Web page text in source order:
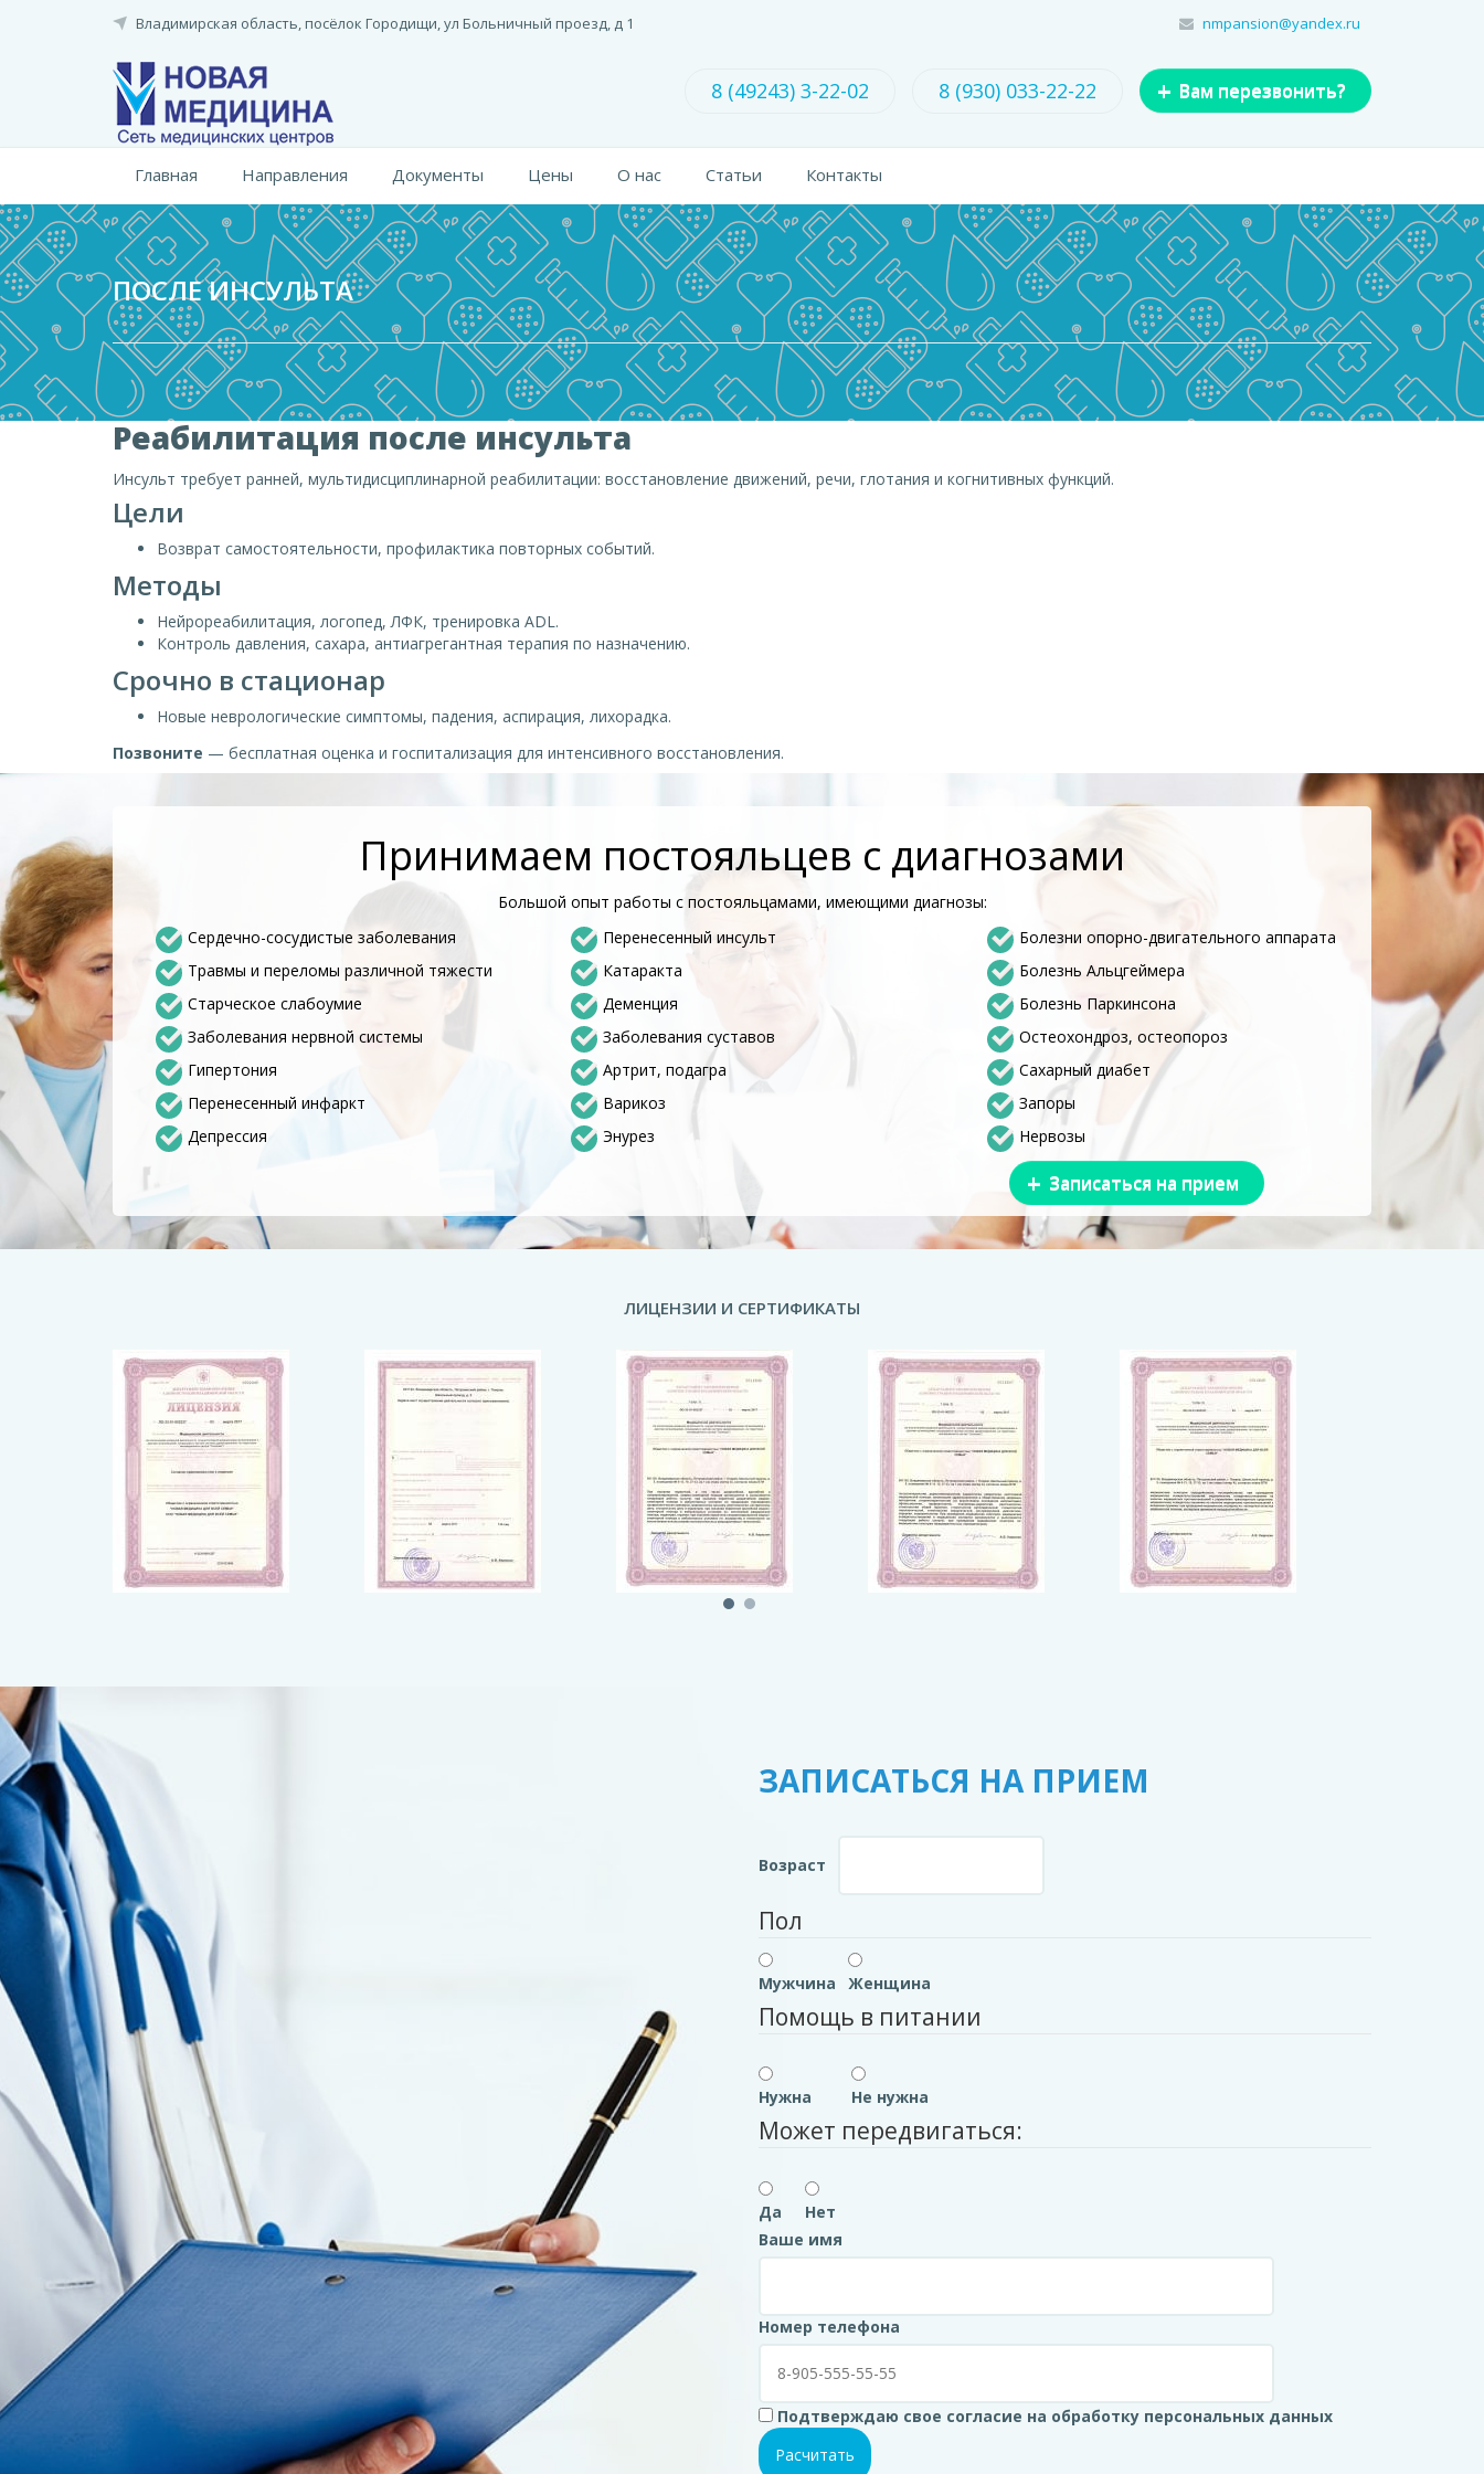
Владимирская область, посёлок Городищи,ул Больничный проезд, д 1 nmpansion@yandex.ru
+ Вам перезвонить?
8 (930) 033-22-22
8 (49243) 3-22-02
Главная Направления Документы Цены О нас Статьи Контакты
ПОСЛЕ ИНСУЛЬТА
Реабилитация после инсульта
Инсульт требует ранней, мультидисциплинарной реабилитации: восстановление движений, речи, глотания и когнитивных функций.
Цели
Возврат самостоятельности, профилактика повторных событий.
Методы
Нейрореабилитация, логопед, ЛФК, тренировка ADL.
Контроль давления, сахара, антиагрегантная терапия по назначению.
Срочно в стационар
Новые неврологические симптомы, падения, аспирация, лихорадка.
Позвоните — бесплатная оценка и госпитализация для интенсивного восстановления.
Принимаем постояльцев с диагнозами
Большой опыт работы с постояльцамами, имеющими диагнозы:
Сердечно-сосудистые заболевания
Перенесенный инсульт
Болезни опорно-двигательного аппарата
Травмы и переломы различной тяжести
Катаракта
Болезнь Альцгеймера
Старческое слабоумие
Деменция
Болезнь Паркинсона
Заболевания нервной системы
Заболевания суставов
Остеохондроз, остеопороз
Гипертония
Артрит, подагра
Сахарный диабет
Перенесенный инфаркт
Варикоз
Запоры
Депрессия
Энурез Нервозы
+ Записаться на прием
ЛИЦЕНЗИИ И СЕРТИФИКАТЫ
ЗАПИСАТЬСЯ НА ПРИЕМ
Возраст
Пол
Мужчина Женщина
Помощь в питании
Нужна Не нужна
Может передвигаться:
Да
Нет
Ваше имя
Номер телефона
Подтверждаю свое согласие на обработку персональных данных